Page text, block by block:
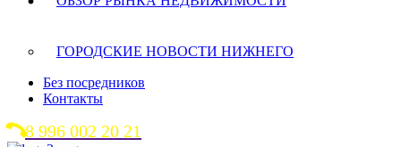
ГОРОДСКИЕ НОВОСТИ НИЖНЕГО
Без посредников
Контакты
8 996 002 20 21